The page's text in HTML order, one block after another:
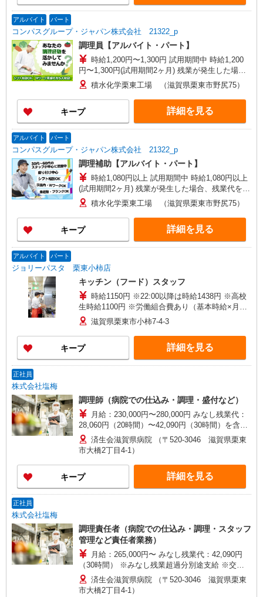
アルバイト パート
コンパスグループ・ジャパン株式会社 21322_p
調理員【アルバイト・パート】
時給1,200円〜1,300円 試用期間中 時給1,200
円〜1,300円(試用期間2ヶ月) 残業が発生した場
合、残業代を1分単位で別途支給します。
積水化学栗東工場 （滋賀県栗東市野尻75）
キープ 詳細を見る
アルバイト パート
コンパスグループ・ジャパン株式会社 21322_p
調理補助【アルバイト・パート】
時給1,080円以上 試用期間中 時給1,080円以上
(試用期間2ヶ月) 残業が発生した場合、残業代を1
分単位で別途支給します。
積水化学栗東工場 （滋賀県栗東市野尻75）
キープ 詳細を見る
アルバイト パート
ジョリーパスタ 栗東小柿店
キッチン（フード）スタッフ
時給1150円 ※22:00以降は時給1438円 ※高校
生時給1100円 ※労働組合費あり（基本時給×月間
時間数×1.8％） ■土日・祝手当 土日・祝は時給＋
50円
滋賀県栗東市小柿7-4-3
キープ 詳細を見る
正社員
株式会社塩梅
調理師（病院での仕込み・調理・盛付など）
月給：230,000円〜280,000円 みなし残業代：
28,060円（20時間）〜42,090円（30時間）を含む
※みなし残業超過分別途支給 ※みなし残業なしも
相談可 ※交通費全額支給（規定有り） ※給与は経
験・能力により考慮します。 ※賞与年2回（金額
は業績・成績により変動） ※昇給年2回 ※試用期
間3ヶ月（条件変更なし）
済生会滋賀県病院 （〒520-3046 滋賀県栗東
市大橋2丁目4-1）
キープ 詳細を見る
正社員
株式会社塩梅
調理責任者（病院での仕込み・調理・スタッフ
管理など責任者業務）
月給：265,000円〜 みなし残業代：42,090円
（30時間） ※みなし残業超過分別途支給 ※交通
費全額支給（規定有り） ※給与は経験・能力によ
り考慮します。 ※賞与年2回（金額は業績・成績
済生会滋賀県病院 （〒520-3046 滋賀県栗東
市大橋2丁目4-1）